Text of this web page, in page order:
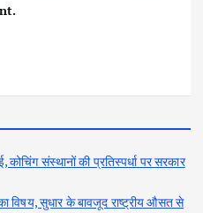
कोचिंग संस्थानों की प्रतिस्पर्धा पर सरकार
विषय, सुधार के बावजूद राष्ट्रीय औसत से